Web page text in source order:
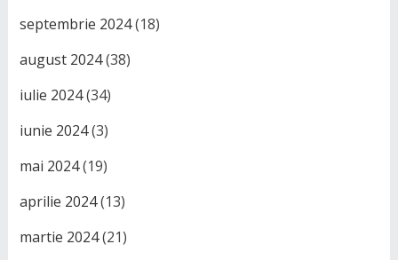
septembrie 2024(18)
august 2024(38)
iulie 2024(34)
iunie 2024(3)
mai 2024(19)
aprilie 2024(13)
martie 2024(21)